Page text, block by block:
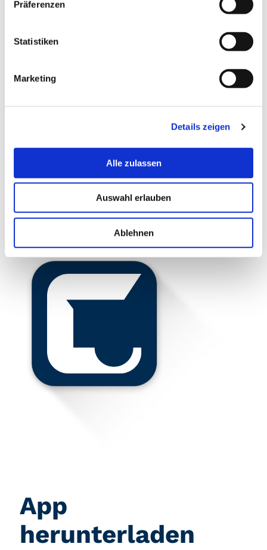
Präferenzen
Statistiken
Marketing
Details zeigen
Alle zulassen
Auswahl erlauben
Ablehnen
Fahrzeugverwaltung
App
herunterladen